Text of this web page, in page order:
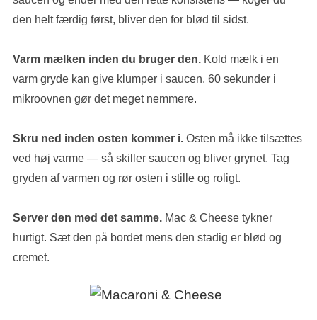
den helt færdig først, bliver den for blød til sidst.
Varm mælken inden du bruger den. Kold mælk i en
varm gryde kan give klumper i saucen. 60 sekunder i
mikroovnen gør det meget nemmere.
Skru ned inden osten kommer i.Osten må ikke tilsættes
ved høj varme — så skiller saucen og bliver grynet. Tag
gryden af varmen og rør osten i stille og roligt.
Server den med det samme. Mac & Cheese tykner
hurtigt. Sæt den på bordet mens den stadig er blød og
cremet.